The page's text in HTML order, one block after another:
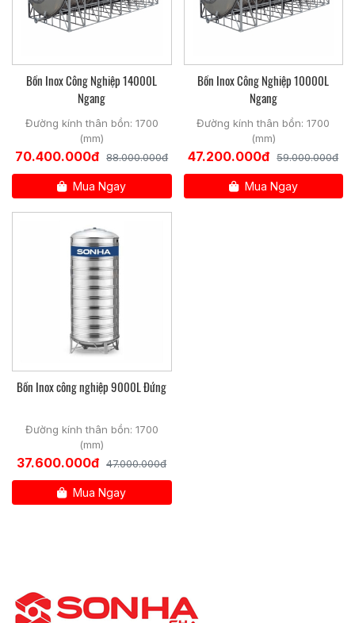
Bồn Inox Công Nghiệp 14000L
Ngang
Đường kính thân bồn: 1700
(mm)
70.400.000đ 88.000.000đ
Mua Ngay
Bồn Inox Công Nghiệp 10000L
Ngang
Đường kính thân bồn: 1700
(mm)
47.200.000đ 59.000.000đ
Mua Ngay
Bồn Inox công nghiệp 9000L Đứng
Đường kính thân bồn: 1700
(mm)
37.600.000đ 47.000.000đ
Mua Ngay